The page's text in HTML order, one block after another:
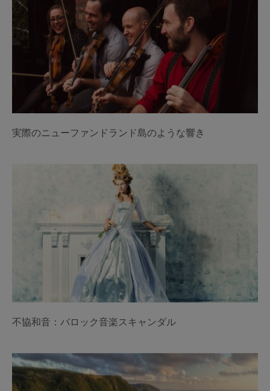
実際のニューファンドランド島のような響き
不協和音：バロック音楽スキャンダル